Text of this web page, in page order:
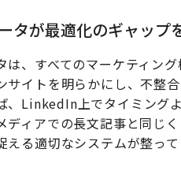
タが最適化のギャップ
は、すべてのマーケティン
サイトを明らかにし、不整
、LinkedIn上でタイミング
ディアでの長文記事と同じ
える適切なシステムが整っ